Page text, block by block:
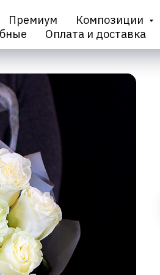
Премиум Композиции
Оплата и доставка